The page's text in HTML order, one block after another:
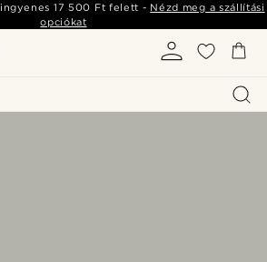
ingyenes 17 500 Ft felett - Nézd meg a szállítási
opciókat